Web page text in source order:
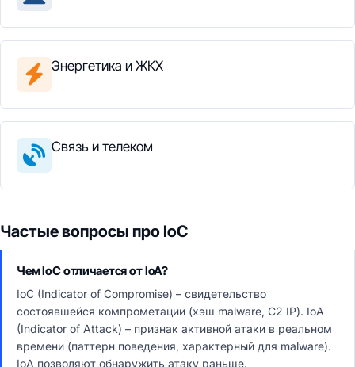
Энергетика и ЖКХ
Связь и телеком
Частые вопросы про IoC
Чем IoC отличается от IoA?
IoC (Indicator of Compromise) – свидетельство
состоявшейся компрометации (хэш malware, C2 IP). IoA
(Indicator of Attack) – признак активной атаки в реальном
времени (паттерн поведения, характерный для malware).
IoA позволяют обнаружить атаку раньше.